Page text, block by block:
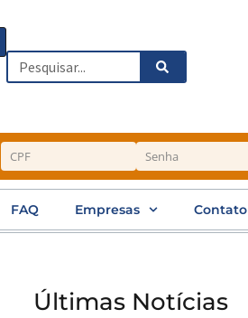
Search
FAQ Empresas Contato
Últimas Notícias